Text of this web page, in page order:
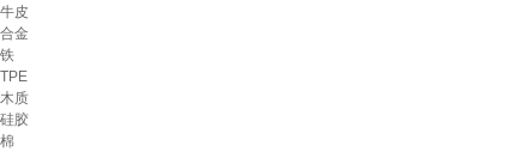
牛皮
合金
铁
TPE
木质
硅胶
棉